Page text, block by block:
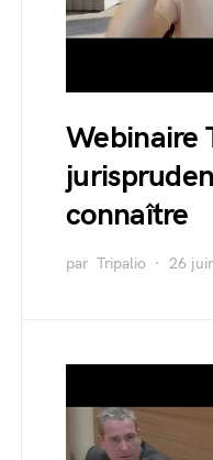
Webinaire
connaître
par Tripalio 26